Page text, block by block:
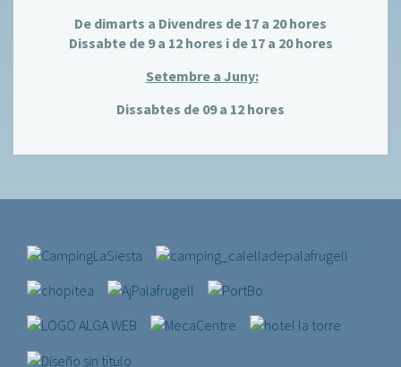
De dimarts a Divendres de 17 a 20 hores
Dissabte de 9 a 12 hores i de 17 a 20 hores
Setembre a Juny:
Dissabtes de 09 a 12 hores